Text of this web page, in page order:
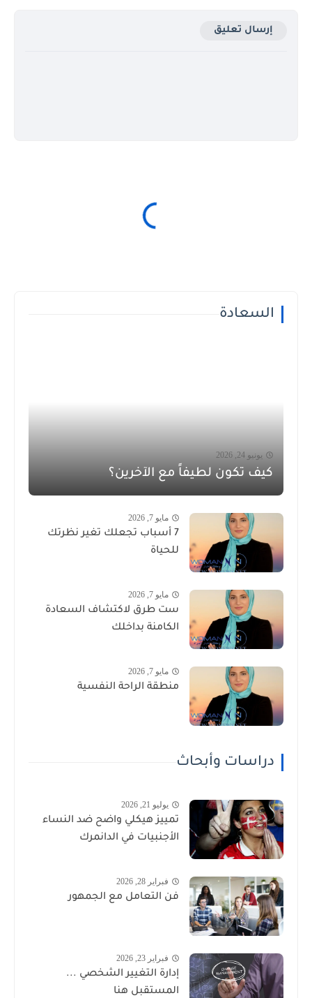
إرسال تعليق
السعادة
يونيو 24, 2026
كيف تكون لطيفاً مع الآخرين؟
مايو 7, 2026
7 أسباب تجعلك تغير نظرتك
للحياة
مايو 7, 2026
ست طرق لاكتشاف السعادة
الكامنة بداخلك
مايو 7, 2026
منطقة الراحة النفسية
دراسات وأبحاث
يوليو 21, 2026
تمييز هيكلي واضح ضد النساء
الأجنبيات في الدانمرك
فبراير 28, 2026
فن التعامل مع الجمهور
فبراير 23, 2026
إدارة التغيير الشخصي ...
المستقبل هنا